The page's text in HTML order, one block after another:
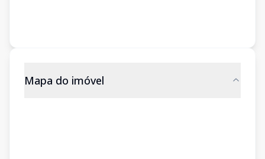
Mapa do imóvel